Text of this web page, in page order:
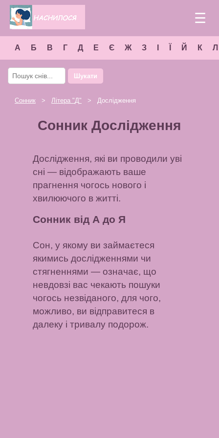
☰
А Б В Г Д Е Є Ж З Й К Л
Шукати
Сонник > Літера "Д" > Дослідження
Сонник Дослідження
Дослідження, які ви проводили уві
сні — відображають ваше
прагнення чогось нового і
хвилюючого в житті.
Сонник від А до Я
Сон, у якому ви займаєтеся
якимись дослідженнями чи
стягненнями — означає, що
невдовзі вас чекають пошуки
чогось незвіданого, для чого,
можливо, ви відправитеся в
далеку і тривалу подорож.